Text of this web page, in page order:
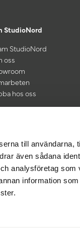
till användarna,
även sådana
analysföretag som
information
StudioNord
StudioNord
oss
hos oss